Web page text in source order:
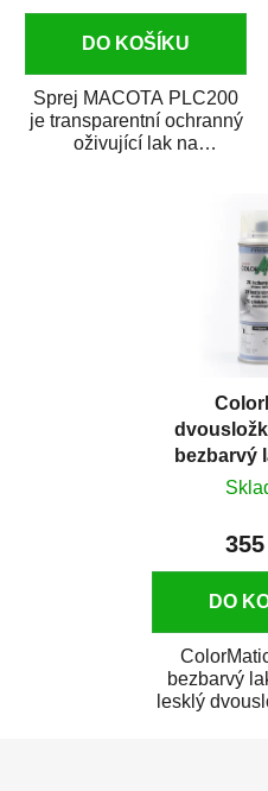
DO KOŠÍKU
Sprej MACOTA PLC200
je transparentní ochranný
oživující lak na
bezbarvý
DO
bezbarvý
lesklý